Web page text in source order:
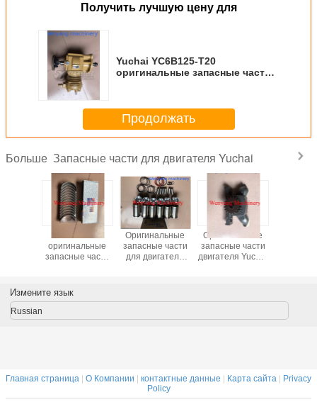
Получить лучшую цену для
Yuchai YC6B125-T20
оригинальные запасные части
Продолжать
Больше Запасные части для двигателя Yuchai
630-
Китайские
оригинальные
запасные части
подшипник
коренной
Оригинальные
запасные части
для двигателя
поршень,
Оригинальные
запасные части
двигателя Yuchai
Измените язык
Russian
Главная страница | О Компании | контактные данные | Карта сайта | Privacy
Policy